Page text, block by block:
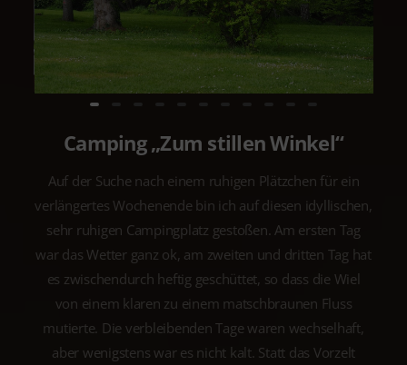
Camping „Zum stillen Winkel“
Auf der Suche nach einem ruhigen Plätzchen für ein
verlängertes Wochenende bin ich auf diesen idyllischen,
sehr ruhigen Campingplatz gestoßen. Am ersten Tag
war das Wetter ganz ok, am zweiten und dritten Tag hat
es zwischendurch heftig geschüttet, so dass die Wiel
von einem klaren zu einem matschbraunen Fluss
mutierte. Die verbleibenden Tage waren wechselhaft,
aber wenigstens war es nicht kalt. Statt das Vorzelt